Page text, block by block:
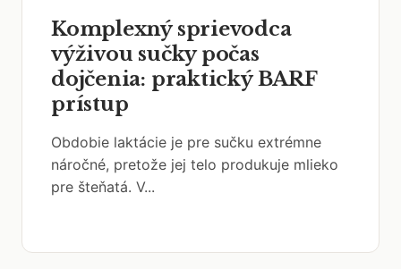
Komplexný sprievodca
výživou sučky počas
dojčenia: praktický BARF
prístup
Obdobie laktácie je pre sučku extrémne
náročné, pretože jej telo produkuje mlieko
pre šteňatá. V...